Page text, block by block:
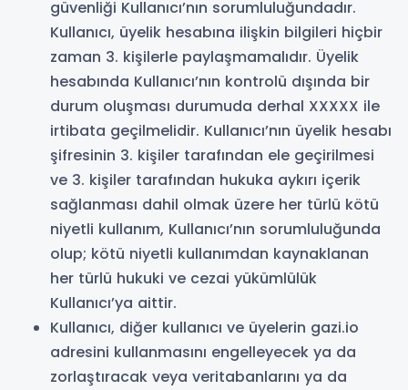
güvenliği Kullanıcı’nın sorumluluğundadır.
Kullanıcı, üyelik hesabına ilişkin bilgileri hiçbir
zaman 3. kişilerle paylaşmamalıdır. Üyelik
hesabında Kullanıcı’nın kontrolü dışında bir
durum oluşması durumuda derhal XXXXX ile
irtibata geçilmelidir. Kullanıcı’nın üyelik hesabı
şifresinin 3. kişiler tarafından ele geçirilmesi
ve 3. kişiler tarafından hukuka aykırı içerik
sağlanması dahil olmak üzere her türlü kötü
niyetli kullanım, Kullanıcı’nın sorumluluğunda
olup; kötü niyetli kullanımdan kaynaklanan
her türlü hukuki ve cezai yükümlülük
Kullanıcı’ya aittir.
Kullanıcı, diğer kullanıcı ve üyelerin gazi.io
adresini kullanmasını engelleyecek ya da
zorlaştıracak veya veritabanlarını ya da